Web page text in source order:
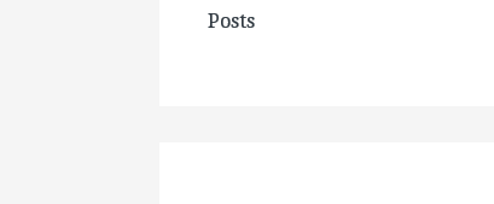
Posts